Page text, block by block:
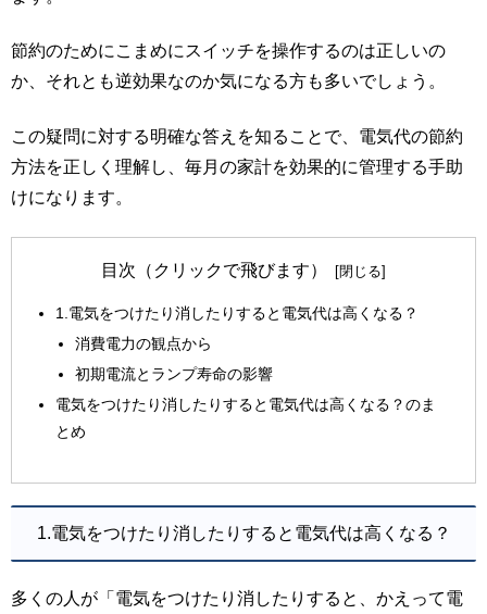
節約のためにこまめにスイッチを操作するのは正しいの
か、それとも逆効果なのか気になる方も多いでしょう。
この疑問に対する明確な答えを知ることで、電気代の節約
方法を正しく理解し、毎月の家計を効果的に管理する手助
けになります。
目次（クリックで飛びます）
1.電気をつけたり消したりすると電気代は高くなる？
消費電力の観点から
初期電流とランプ寿命の影響
電気をつけたり消したりすると電気代は高くなる？のま
とめ
1.電気をつけたり消したりすると電気代は高くなる？
多くの人が「電気をつけたり消したりすると、かえって電